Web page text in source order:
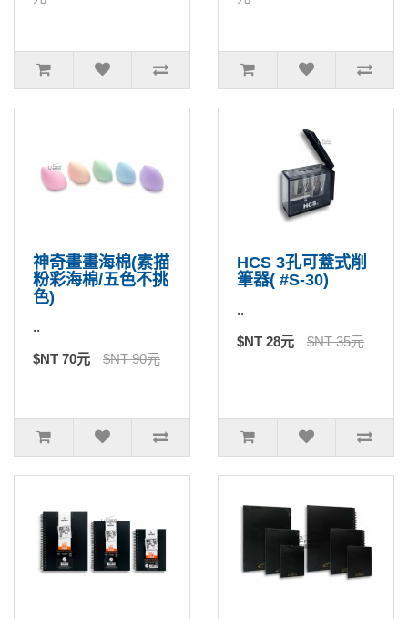
神奇畫畫海棉(素描
粉彩海棉/五色不挑
色)
..
$NT 70元 $NT 90元
HCS 3孔可蓋式削
筆器( #S-30)
..
$NT 28元 $NT 35元